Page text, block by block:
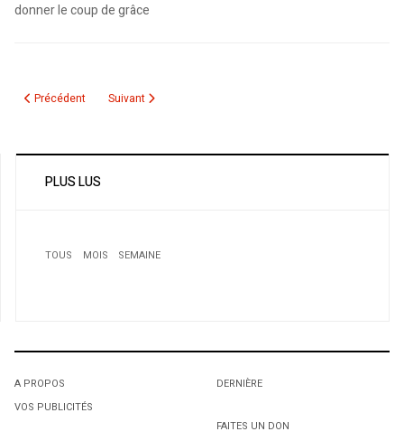
donner le coup de grâce
Article précédent : Louisa hanoune tire sur l'APN: «Des députés
Précédent Article suivant : Le drapeau français de la mairie de
Suivant
PLUS LUS
TOUS MOIS
SEMAINE
A PROPOS
VOS PUBLICITÉS
DERNIÈRE
FAITES UN DON